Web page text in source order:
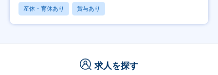
産休・育休あり 賞与あり
求人を探す